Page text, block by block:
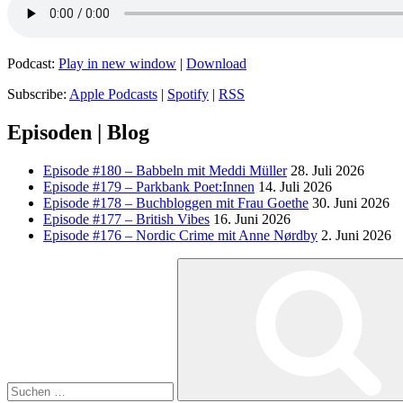
Podcast: Play in new window | Download
Subscribe: Apple Podcasts | Spotify | RSS
Episoden | Blog
Episode #180 – Babbeln mit Meddi Müller 28. Juli 2026
Episode #179 – Parkbank Poet:Innen 14. Juli 2026
Episode #178 – Buchbloggen mit Frau Goethe 30. Juni 2026
Episode #177 – British Vibes 16. Juni 2026
Episode #176 – Nordic Crime mit Anne Nørdby 2. Juni 2026